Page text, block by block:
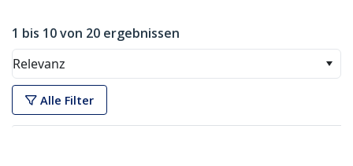
1 bis 10 von 20 ergebnissen
Relevanz
Alle Filter